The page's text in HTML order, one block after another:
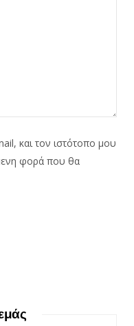
και τον ιστότοπο μου
φορά που θα